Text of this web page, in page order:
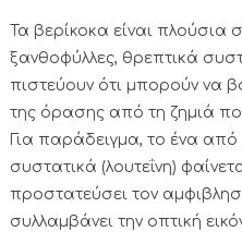
Τα βερίκοκα είναι πλούσια
ξανθοφύλλες, θρεπτικά
πιστεύουν ότι μπορούν να
της όρασης από τη ζημιά
Για παράδειγμα, το ένα
συστατικά (λουτεΐνη)
προστατεύσει τον
συλλαμβάνει την οπτική